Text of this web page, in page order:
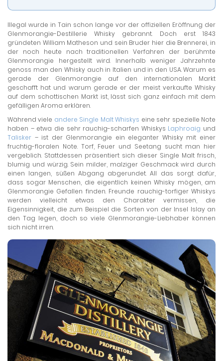
Illegal wurde in Tain schon lange vor der offiziellen Eröffnung der
Glenmorangie-Destillerie Whisky gebrannt. Doch erst 1843
gründeten William Matheson und sein Bruder hier die Brennerei, in
der noch heute nach traditionellen Verfahren der berühmte
Glenmorangie hergestellt wird. Innerhalb weniger Jahrzehnte
genoss man den Whisky auch in Italien und in den USA. Warum es
gerade der Glenmorangie auf den internationalen Markt
geschafft hat und warum gerade er der meist verkaufte Whisky
auf dem schottischen Markt ist, lässt sich ganz einfach mit dem
gefälligen Aroma erklären.
Während viele andere Single Malt Whiskys eine sehr spezielle Note
haben – etwa die sehr rauchig-scharfen Whiskys Laphroaig und
Talisker – ist der Glenmorangie ein eleganter Whisky mit einer
fruchtig-floralen Note. Torf, Feuer und Seetang sucht man hier
vergeblich. Stattdessen präsentiert sich dieser Single Malt frisch,
blumig und würzig. Sein milder, malziger Geschmack wird durch
einen langen, süßen Abgang abgerundet. All das sorgt dafür,
dass sogar Menschen, die eigentlich keinen Whisky mögen, am
Glenmorangie Gefallen finden. Freunde rauchig-torfiger Whiskys
werden vielleicht etwas den Charakter vermissen, die
Eigensinnigkeit, die zum Beispiel die Sorten von der Insel Islay an
den Tag legen, doch so viele Glenmorangie-Liebhaber können
sich nicht irren.